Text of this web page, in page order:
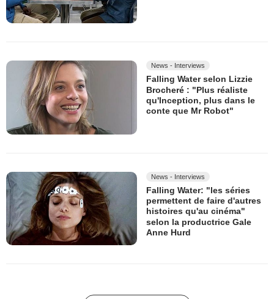
News - Interviews
Falling Water selon Lizzie
Brocheré : "Plus réaliste
qu'Inception, plus dans le
conte que Mr Robot"
News - Interviews
Falling Water: "les séries
permettent de faire d'autres
histoires qu'au cinéma"
selon la productrice Gale
Anne Hurd